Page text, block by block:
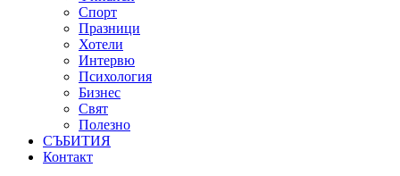
Спорт
Празници
Хотели
Интервю
Психология
Бизнес
Свят
Полезно
СЪБИТИЯ
Контакт